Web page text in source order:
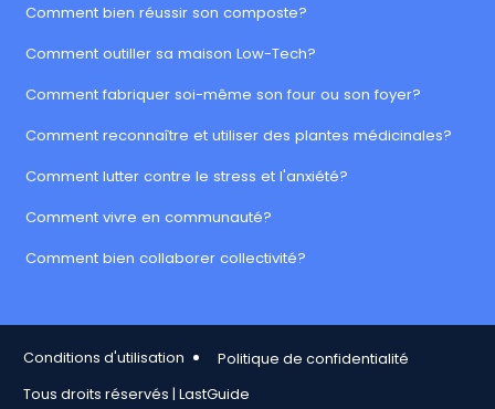
Comment bien réussir son composte?
Comment outiller sa maison Low-Tech?
Comment fabriquer soi-même son four ou son foyer?
Comment reconnaître et utiliser des plantes médicinales?
Comment lutter contre le stress et l'anxiété?
Comment vivre en communauté?
Comment bien collaborer collectivité?
Footer Copy
Conditions d'utilisation
Politique de confidentialité
Tous droits réservés | LastGuide